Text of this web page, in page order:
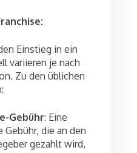
Einstieg in ein
variieren je nach
Zu den üblichen
Gebühr: Eine
Gebühr, die an den
gezahlt wird,